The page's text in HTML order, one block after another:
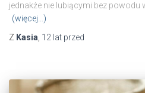
jednakże nie lubiącymi bez powodu
(więcej…)
Z Kasia, 12 lat przed